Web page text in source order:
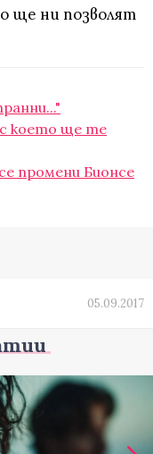
ще ни позволят
с което ще те
промени Бионсе
05.09.2017